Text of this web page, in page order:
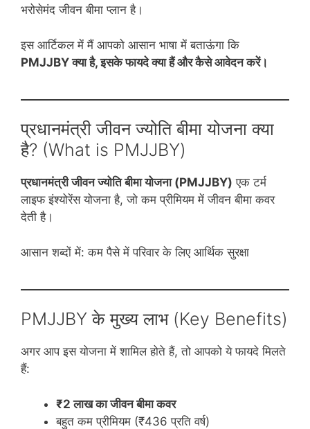
भरोसेमंद जीवन बीमा प्लान है।
इस आर्टिकल में मैं आपको आसान भाषा में बताऊंगा कि
PMJJBY क्या है, इसके फायदे क्या हैं और कैसे आवेदन करें।
प्रधानमंत्री जीवन ज्योति बीमा योजना क्या
है? (What is PMJJBY)
प्रधानमंत्री जीवन ज्योति बीमा योजना (PMJJBY) एक टर्म
लाइफ इंश्योरेंस योजना है, जो कम प्रीमियम में जीवन बीमा कवर
देती है।
आसान शब्दों में: कम पैसे में परिवार के लिए आर्थिक सुरक्षा
PMJJBY के मुख्य लाभ (Key Benefits)
अगर आप इस योजना में शामिल होते हैं, तो आपको ये फायदे मिलते
हैं:
₹2 लाख का जीवन बीमा कवर
बहुत कम प्रीमियम (₹436 प्रति वर्ष)